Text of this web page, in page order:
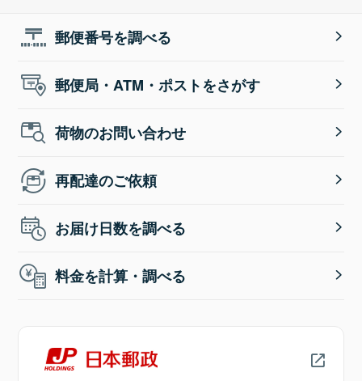
郵便番号を調べる
郵便局・ATM・ポストをさがす
荷物のお問い合わせ
再配達のご依頼
お届け日数を調べる
料金を計算・調べる